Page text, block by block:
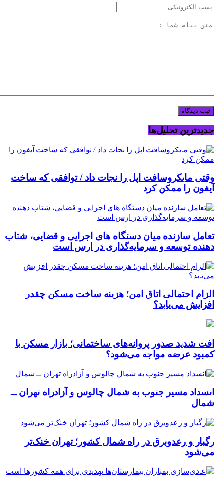
جدیدترین تحلیل‌ها
وقتی مایکروسافت اپل را نجات داد / توافقی که ساخت
آیفون را ممکن کرد
تعامل سازنده میان دستگاه‌ های اجرایی و قضایی، شتاب‌
دهنده توسعه و سرمایه‌گذاری در ارس است
الزام احتمالی اتاق امن؛ هزینه ساخت مسکن چقدر
افزایش می‌یابد؟
افت شدید صدور پروانه‌های ساختمانی؛ بازار مسکن با
کمبود عرضه مواجه می‌شود؟
انسداد مسیر جنوب به شمال چالوس و آزادراه تهران ــ
شمال
رگبار و رعدوبرق در راه شمال کشور؛ تهران خنک‌تر
می‌شود